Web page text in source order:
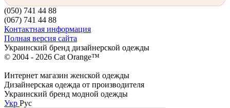
(050) 741 44 88
(067) 741 44 88
Контактная информация
Полная версия сайта
Украинский бренд дизайнерской одежды
© 2004 - 2026 Cat Orange™
Интернет магазин женской одежды
Дизайнерская одежда от производителя
Украинский бренд модной одежды
Укр Рус